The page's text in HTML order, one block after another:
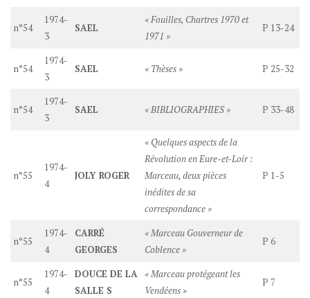
n°54
1974-
3
SAEL
« Fouilles, Chartres 1970 et
1971 »
P 13-24
n°54
1974-
3
SAEL « Thèses » P 25-32
n°54
1974-
3
SAEL « BIBLIOGRAPHIES » P 33-48
n°55
1974-
4
JOLY ROGER
« Quelques aspects de la
Révolution en Eure-et-Loir :
Marceau, deux pièces
inédites de sa
correspondance »
P 1-5
n°55
1974-
4
CARRÉ
GEORGES
« Marceau Gouverneur de
Coblence »
P 6
n°55
1974-
4
DOUCE DE LA
SALLE S
« Marceau protégeant les
Vendéens »
P 7